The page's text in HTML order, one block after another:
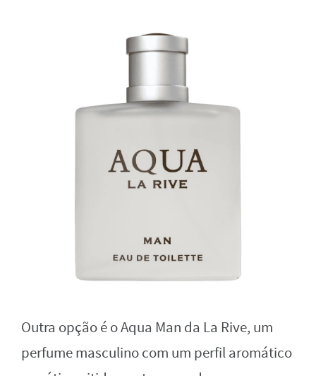
Outra opção é o Aqua Man da La Rive, um
perfume masculino com um perfil aromático